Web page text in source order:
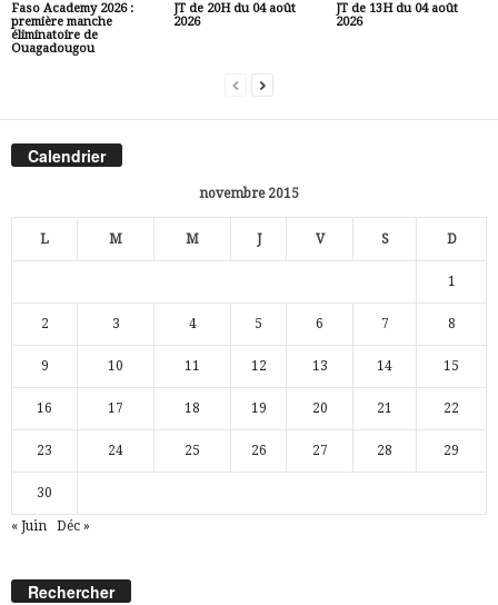
Faso Academy 2026 :
première manche
éliminatoire de
Ouagadougou
JT de 20H du 04 août
2026
JT de 13H du 04 août
2026
Calendrier
novembre 2015
L M M J V S D
1
2 3 4 5 6 7 8
9 10 11 12 13 14 15
16 17 18 19 20 21 22
23 24 25 26 27 28 29
30
« Juin Déc »
Rechercher